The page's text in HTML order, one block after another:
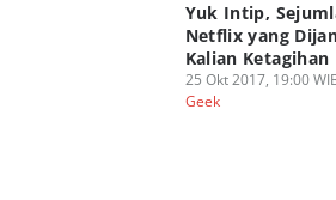
Yuk Intip,
Netflix yang
Kalian Ketagihan
25 Okt 2017, 19:00
Geek